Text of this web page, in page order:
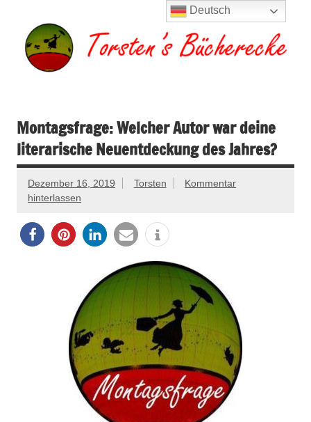
springen
Montagsfrage: Welcher Autor war deine
literarische Neuentdeckung des Jahres?
Dezember 16, 2019 Torsten
Kommentar
hinterlassen
Deutsch